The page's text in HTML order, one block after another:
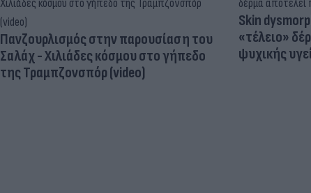
Πανζουρλισμός στην παρουσίαση του
Σαλάχ - Χιλιάδες κόσμου στο γήπεδο
της Τραμπζονσπόρ (video)
Skin
«τέλειο»
ψυχικής